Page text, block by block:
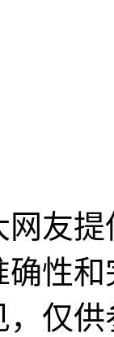
友
性
，仅